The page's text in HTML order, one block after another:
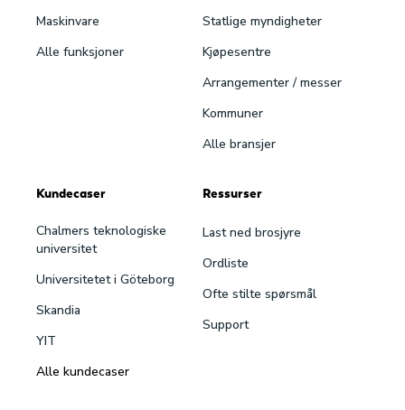
Maskinvare
Alle funksjoner
Statlige myndigheter
Kjøpesentre
Arrangementer / messer
Kommuner
Alle bransjer
Kundecaser
Chalmers teknologiske
universitet
Universitetet i Göteborg
Skandia
YIT
Alle kundecaser
Ressurser
Last ned brosjyre
Ordliste
Ofte stilte spørsmål
Support